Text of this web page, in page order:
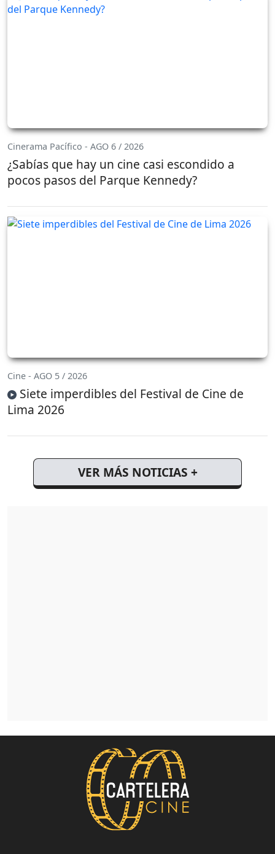
Cinerama Pacífico - AGO 6 / 2026
¿Sabías que hay un cine casi escondido a
pocos pasos del Parque Kennedy?
Cine - AGO 5 / 2026
Siete imperdibles del Festival de Cine de
Lima 2026
VER MÁS NOTICIAS +